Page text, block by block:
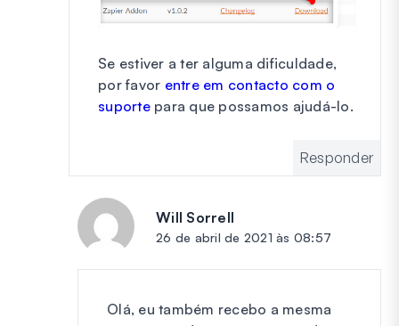
Se estiver a ter alguma dificuldade,
por favor entre em contacto com o
suportepara que possamos ajudá-lo.
Responder
Will Sorrell
26 de abril de 2021 às 08:57
Olá, eu também recebo a mesma